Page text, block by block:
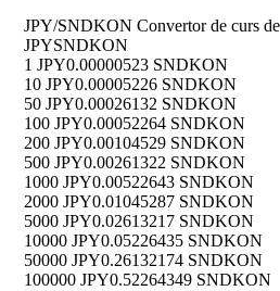
JPY/SNDKON Convertor de curs
JPYSNDKON
1 JPY0.00000523 SNDKON
10 JPY0.00005226 SNDKON
50 JPY0.00026132 SNDKON
100 JPY0.00052264 SNDKON
200 JPY0.00104529 SNDKON
500 JPY0.00261322 SNDKON
1000 JPY0.00522643 SNDKON
2000 JPY0.01045287 SNDKON
5000 JPY0.02613217 SNDKON
10000 JPY0.05226435 SNDKON
50000 JPY0.26132174 SNDKON
100000 JPY0.52264349 SNDKON